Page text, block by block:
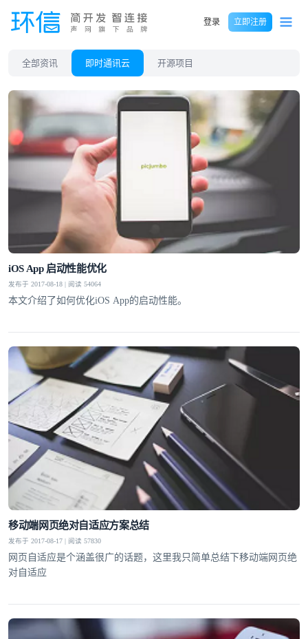
登录 立即注册
全部资讯 即时通讯云 开源项目
iOS App 启动性能优化
发布于 2017-08-18 | 阅读 54064
本文介绍了如何优化iOS App的启动性能。
移动端网页绝对自适应方案总结
发布于 2017-08-17 | 阅读 57830
网页自适应是个涵盖很广的话题，这里我只简单总结下移动端网页绝
对自适应